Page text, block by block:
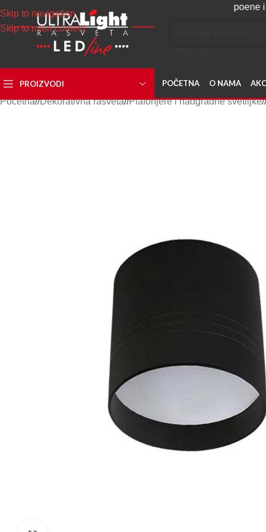
Skip to navigation
Skip to main content
Napravite svoj nalog, sakupljajte poene i ostvarite
PROIZVODI POČETNA O NAMA
Početna/ Dekorativna rasveta/ Plafonjere i nadgradne svetiljke/